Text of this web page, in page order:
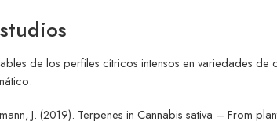
de los perfiles cítricos intensos en variedades
J. (2019). Terpenes in Cannabis sativa – From